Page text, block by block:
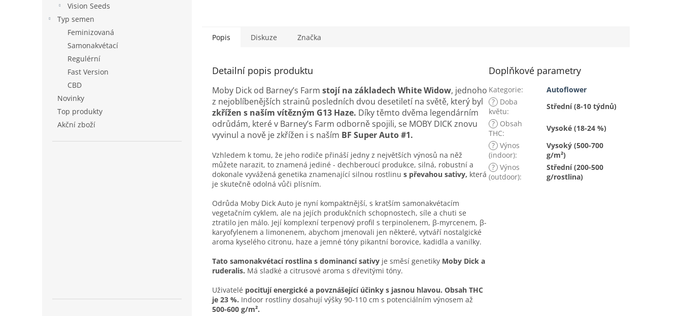
Vision Seeds
Typ semen
Feminizovaná
Samonakvétací
Regulérní
Fast Version
CBD
Novinky
Top produkty
Akční zboží
Popis Diskuze Značka
Detailní popis produktu
Moby Dick od Barneyʼs Farm stojí na základech White Widow, jednoho
z nejoblíbenějších strainů posledních dvou desetiletí na světě, který byl
zkřížen s naším vítězným G13 Haze. Díky těmto dvěma legendárním
odrůdám, které v Barneyʼs Farm odborně spojili, se MOBY DICK znovu
vyvinul a nově je zkřížen i s naším BF Super Auto #1.
Vzhledem k tomu, že jeho rodiče přináší jedny z největších výnosů na něž
můžete narazit, to znamená jediné - dechberoucí produkce, silná, robustní a
dokonale vyvážená genetika znamenající silnou rostlinu s převahou sativy, která
je skutečně odolná vůči plísním.
Odrůda Moby Dick Auto je nyní kompaktnější, s kratším samonakvétacím
vegetačním cyklem, ale na jejích produkčních schopnostech, síle a chuti se
ztratilo jen málo. Její komplexní terpenový profil s terpinolenem, β-myrcenem, β-
karyofylenem a limonenem, abychom jmenovali jen některé, vytváří nostalgické
aroma kyselého citronu, haze a jemné tóny pikantní borovice, kadidla a vanilky.
Tato samonakvétací rostlina s dominancí sativy je směsí genetiky Moby Dick a
ruderalis. Má sladké a citrusové aroma s dřevitými tóny.
Uživatelé pociťují energické a povznášející účinky s jasnou hlavou. Obsah THC
je 23 %. Indoor rostliny dosahují výšky 90-110 cm s potenciálním výnosem až
500-600 g/m².
Doplňkové parametry
Kategorie:
Autoflower
? Doba
květu:
Střední (8-10 týdnů)
? Obsah
THC:
Vysoké (18-24 %)
? Výnos
(indoor):
Vysoký (500-700
g/m²)
? Výnos
(outdoor):
Střední (200-500
g/rostlina)